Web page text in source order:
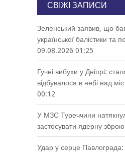
СВІЖІ ЗАПИСИ
Зеленський заявив, що
української балістики та
09.08.2026 01:25
Гучні вибухи у Дніпрі:
відбувалося в небі над
00:12
У МЗС Туреччини
застосувати ядерну зброю
Удар у серце Павлограда: